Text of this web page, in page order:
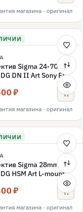
магазина · оригинал
Sigma 24-70mm
DN II Art Sony FE
₽
магазина · оригинал
Sigma 28mm
HSM Art L-mount
₽
магазина · оригинал